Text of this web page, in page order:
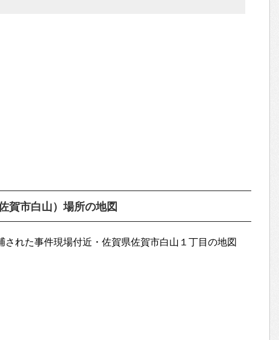
賀市白山）場所の地図
された事件現場付近・佐賀県佐賀市白山１丁目の地図